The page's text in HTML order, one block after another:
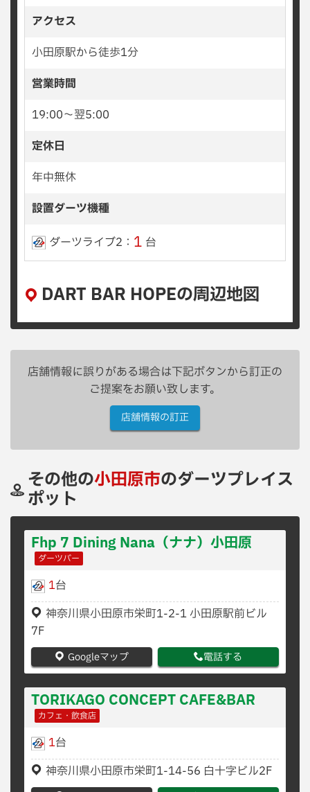
アクセス
小田原駅から徒歩1分
営業時間
19:00〜翌5:00
定休日
年中無休
設置ダーツ機種
ダーツライブ2： 1 台
DART BAR HOPEの周辺地図
店舗情報に誤りがある場合は下記ボタンから訂正の
ご提案をお願い致します。
店舗情報の訂正
その他の小田原市のダーツプレイス
ポット
Fhp 7 Dining Nana（ナナ）小田原
ダーツバー
1台
神奈川県小田原市栄町1-2-1 小田原駅前ビル
7F
Googleマップ 電話する
TORIKAGO CONCEPT CAFE&BAR
カフェ・飲食店
1台
神奈川県小田原市栄町1-14-56 白十字ビル2F